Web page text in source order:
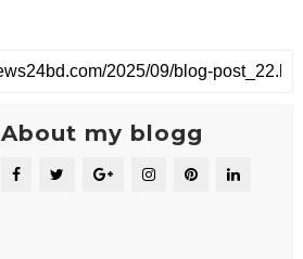
About my blogg